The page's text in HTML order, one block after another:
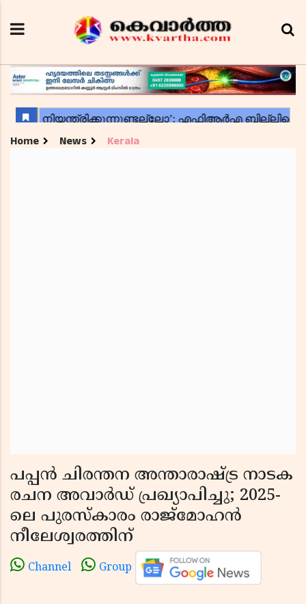
Home News Kerala
പപ്പൻ ചിരന്തന അന്താരാഷ്ട്ര നാടക
രചന അവാർഡ് പ്രഖ്യാപിച്ചു; 2025-
ലെ പുരസ്കാരം രാജ്മോഹൻ
നീലേശ്വരത്തിന്
Channel Group